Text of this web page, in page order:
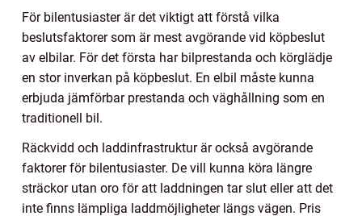
För bilentusiaster är det viktigt att förstå vilka
beslutsfaktorer som är mest avgörande vid köpbeslut
av elbilar. För det första har bilprestanda och körglädje
en stor inverkan på köpbeslut. En elbil måste kunna
erbjuda jämförbar prestanda och väghållning som en
traditionell bil.
Räckvidd och laddinfrastruktur är också avgörande
faktorer för bilentusiaster. De vill kunna köra längre
sträckor utan oro för att laddningen tar slut eller att det
inte finns lämpliga laddmöjligheter längs vägen. Pris